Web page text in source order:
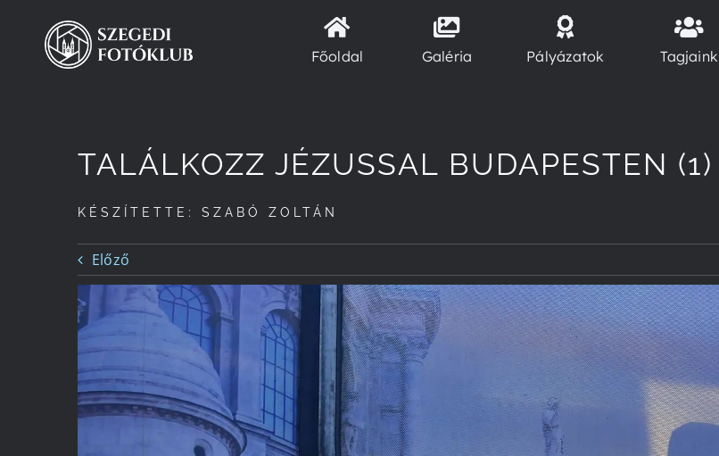
Kihagyás
Főoldal Galéria Pályázatok Tagjaink
TALÁLKOZZ JÉZUSSAL BUDAPESTEN (1)
KÉSZÍTETTE: SZABÓ ZOLTÁN
Előző